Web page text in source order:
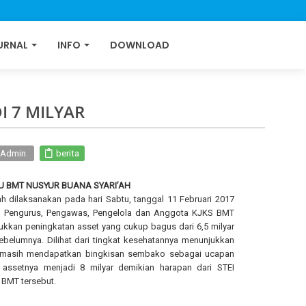
INFO DOWNLOAD
7 MILYAR
berita
NUSYUR BUANA SYARI’AH
dilaksanakan pada hari Sabtu, tanggal 11 Februari 2017
Pengawas, Pengelola dan Anggota KJKS BMT
peningkatan asset yang cukup bagus dari 6,5 milyar
Dilihat dari tingkat kesehatannya menunjukkan
mendapatkan bingkisan sembako sebagai ucapan
menjadi 8 milyar demikian harapan dari STEI
tersebut.